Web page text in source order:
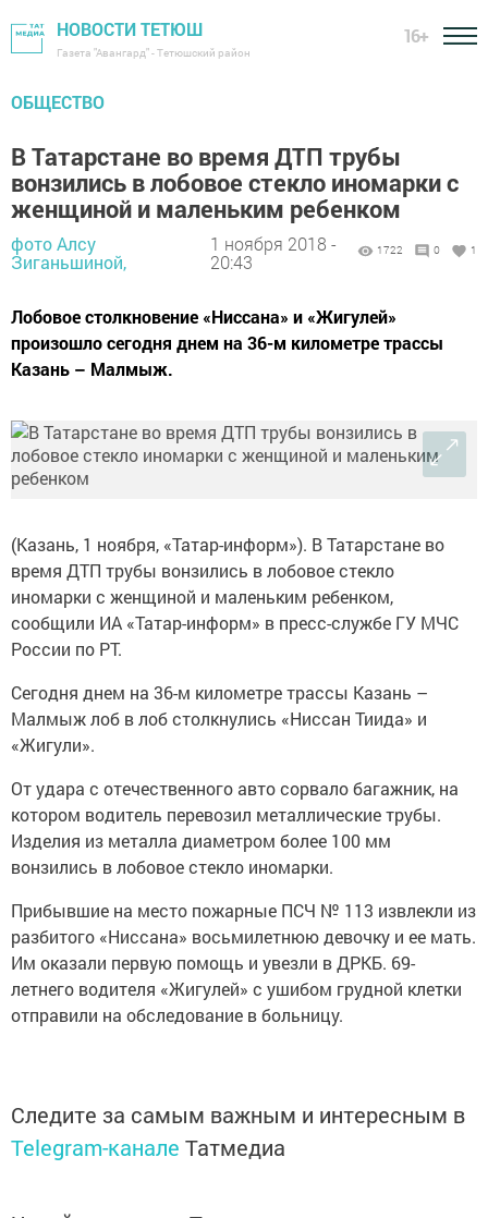
НОВОСТИ ТЕТЮШ
Газета "Авангард" - Тетюшский район
16+
ОБЩЕСТВО
В Татарстане во время ДТП трубы
вонзились в лобовое стекло иномарки с
женщиной и маленьким ребенком
фото Алсу
Зиганьшиной,
1 ноября 2018 -
20:43
1722 0 1
Лобовое столкновение «Ниссана» и «Жигулей»
произошло сегодня днем на 36-м километре трассы
Казань – Малмыж.
(Казань, 1 ноября, «Татар-информ»). В Татарстане во
время ДТП трубы вонзились в лобовое стекло
иномарки с женщиной и маленьким ребенком,
сообщили ИА «Татар-информ» в пресс-службе ГУ МЧС
России по РТ.
Сегодня днем на 36-м километре трассы Казань –
Малмыж лоб в лоб столкнулись «Ниссан Тиида» и
«Жигули».
От удара с отечественного авто сорвало багажник, на
котором водитель перевозил металлические трубы.
Изделия из металла диаметром более 100 мм
вонзились в лобовое стекло иномарки.
Прибывшие на место пожарные ПСЧ № 113 извлекли из
разбитого «Ниссана» восьмилетнюю девочку и ее мать.
Им оказали первую помощь и увезли в ДРКБ. 69-
летнего водителя «Жигулей» с ушибом грудной клетки
отправили на обследование в больницу.
Следите за самым важным и интересным в
Telegram-канале Татмедиа